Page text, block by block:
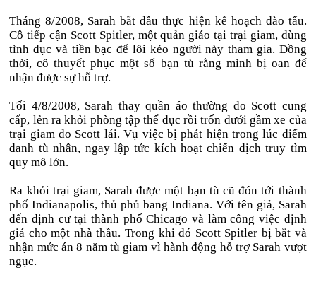
Tháng 8/2008, Sarah bắt đầu thực hiện kế hoạch đào tẩu.
Cô tiếp cận Scott Spitler, một quản giáo tại trại giam, dùng
tình dục và tiền bạc để lôi kéo người này tham gia. Đồng
thời, cô thuyết phục một số bạn tù rằng mình bị oan để
nhận được sự hỗ trợ.
Tối 4/8/2008, Sarah thay quần áo thường do Scott cung
cấp, lẻn ra khỏi phòng tập thể dục rồi trốn dưới gầm xe của
trại giam do Scott lái. Vụ việc bị phát hiện trong lúc điểm
danh tù nhân, ngay lập tức kích hoạt chiến dịch truy tìm
quy mô lớn.
Ra khỏi trại giam, Sarah được một bạn tù cũ đón tới thành
phố Indianapolis, thủ phủ bang Indiana. Với tên giả, Sarah
đến định cư tại thành phố Chicago và làm công việc định
giá cho một nhà thầu. Trong khi đó Scott Spitler bị bắt và
nhận mức án 8 năm tù giam vì hành động hỗ trợ Sarah vượt
ngục.